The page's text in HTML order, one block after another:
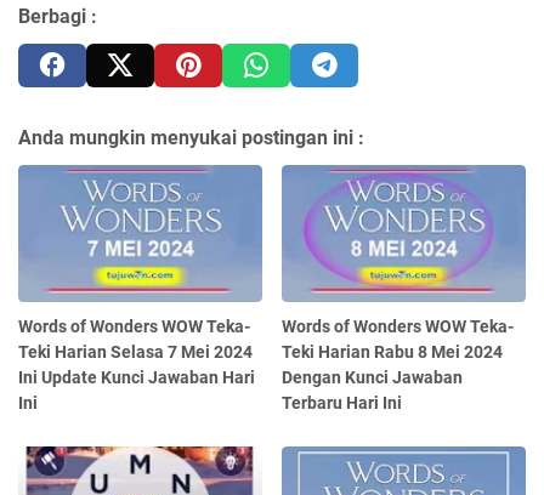
Berbagi :
Anda mungkin menyukai postingan ini :
Words of Wonders WOW Teka-
Teki Harian Selasa 7 Mei 2024
Ini Update Kunci Jawaban Hari
Ini
Words of Wonders WOW Teka-
Teki Harian Rabu 8 Mei 2024
Dengan Kunci Jawaban
Terbaru Hari Ini